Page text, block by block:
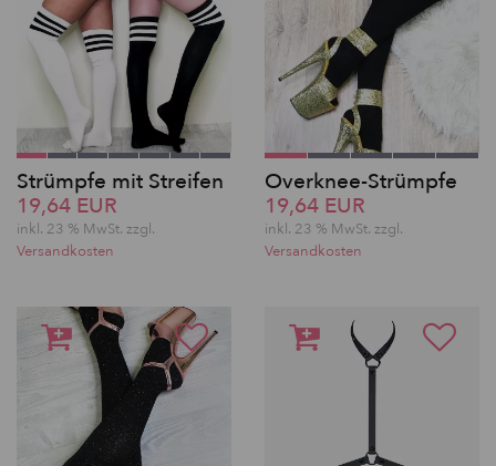
Strümpfe mit Streifen
19,64 EUR
inkl. 23 % MwSt. zzgl.
Versandkosten
Overknee-Strümpfe
19,64 EUR
inkl. 23 % MwSt. zzgl.
Versandkosten